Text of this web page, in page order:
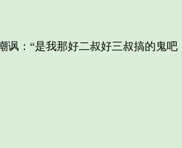
：“是我那好二叔好三叔搞的鬼吧